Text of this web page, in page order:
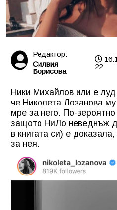
Редактор:
Силвия
Борисова
22
Ники Михайлов или е
че Николета Лозанова
мре за него. По-
защото НиЛо неведнъж
в книгата си) е
за нея.